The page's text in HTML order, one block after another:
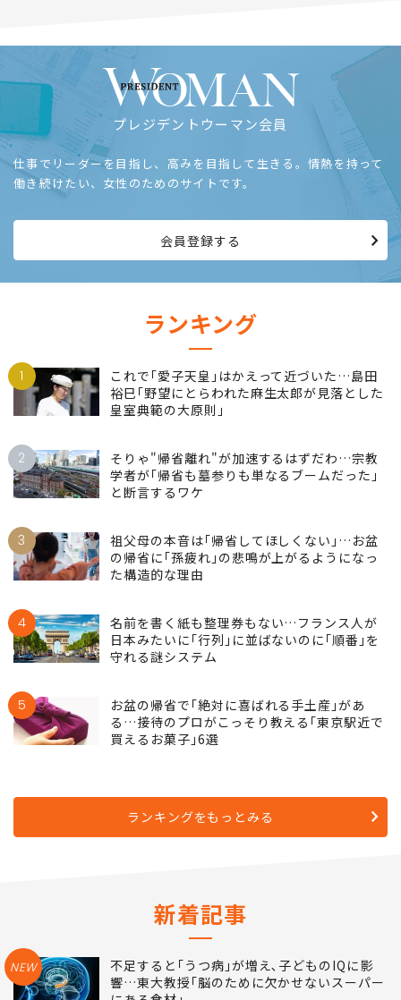
プレジデントウーマン会員
仕事でリーダーを目指し、高みを目指して生きる。情熱を持って
働き続けたい、女性のためのサイトです。
会員登録する
ランキング
1
これで｢愛子天皇｣はかえって近づいた…島田
裕巳｢野望にとらわれた麻生太郎が見落とした
皇室典範の大原則｣
2
そりゃ"帰省離れ"が加速するはずだわ…宗教
学者が｢帰省も墓参りも単なるブームだった｣
と断言するワケ
3
祖父母の本音は｢帰省してほしくない｣…お盆
の帰省に｢孫疲れ｣の悲鳴が上がるようになっ
た構造的な理由
4
名前を書く紙も整理券もない…フランス人が
日本みたいに｢行列｣に並ばないのに｢順番｣を
守れる謎システム
5
お盆の帰省で｢絶対に喜ばれる手土産｣があ
る…接待のプロがこっそり教える｢東京駅近で
買えるお菓子｣6選
ランキングをもっとみる
新着記事
NEW
不足すると｢うつ病｣が増え､子どものIQに影
響…東大教授｢脳のために欠かせないスーパー